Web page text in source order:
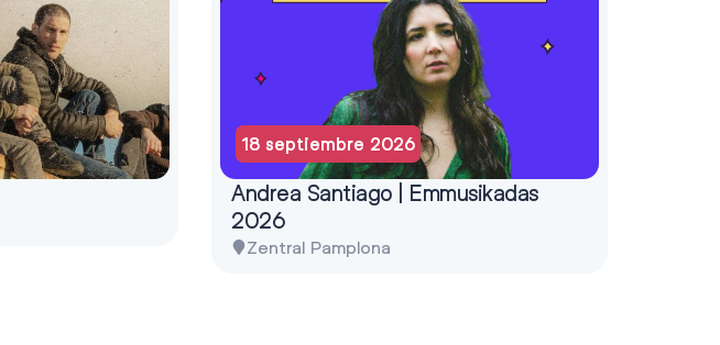
18 septiembre 2026
Andrea Santiago | Emmusikadas
2026
Zentral Pamplona